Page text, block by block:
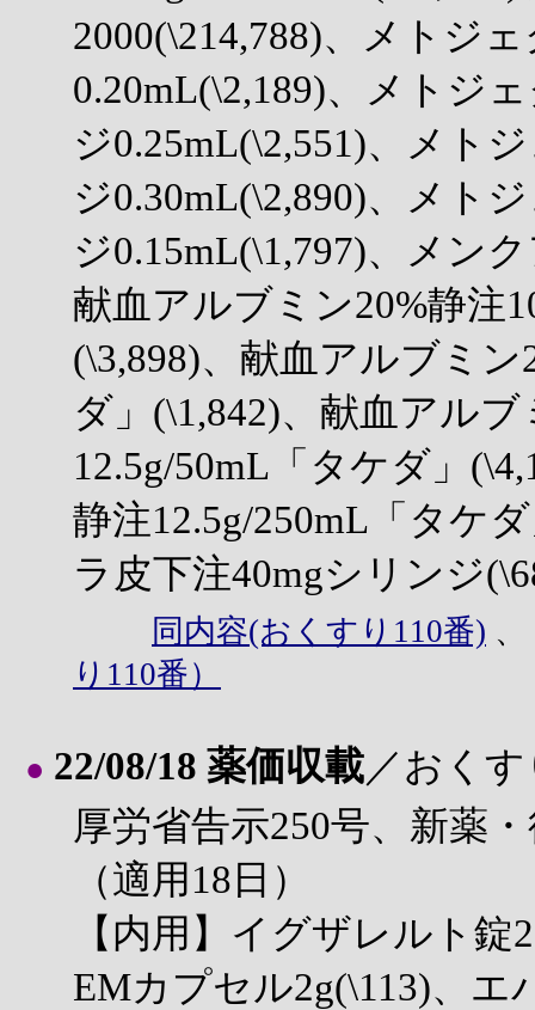
2000(\214,788)、メトジ
0.20mL(\2,189)、メトジ
ジ0.25mL(\2,551)、メト
ジ0.30mL(\2,890)、メト
ジ0.15mL(\1,797)、メン
献血アルブミン20%静注
(\3,898)、献血アルブミ
ダ」(\1,842)、献血アルブ
12.5g/50mL「タケダ」
静注12.5g/250mL「タケ
ラ皮下注40mgシリンジ
同内容(おくすり110番)
り110番）
● 22/08/18 薬価収載／おく
厚労省告示250号、新薬
（適用18日）
【内用】イグザレルト錠
EMカプセル2g(\113)、エ